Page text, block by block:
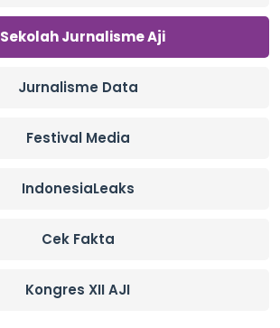
Sekolah Jurnalisme Aji
Jurnalisme Data
Festival Media
IndonesiaLeaks
Cek Fakta
Kongres XII AJI